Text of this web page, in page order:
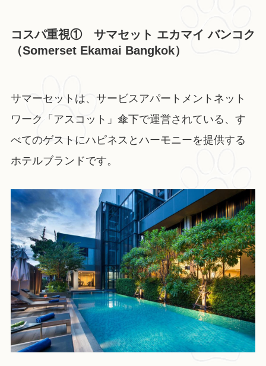
コスパ重視① サマセット エカマイ バンコク
（Somerset Ekamai Bangkok）
サマーセットは、サービスアパートメントネット
ワーク「アスコット」傘下で運営されている、す
べてのゲストにハピネスとハーモニーを提供する
ホテルブランドです。